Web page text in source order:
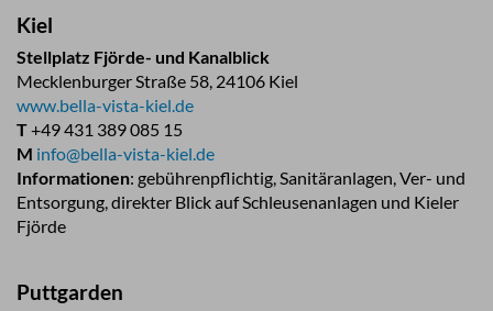
Kiel
Stellplatz Fjörde- und Kanalblick
Mecklenburger Straße 58, 24106 Kiel
www.bella-vista-kiel.de
T+49 431 389 085 15
M info@bella-vista-kiel.de
Informationen: gebührenpflichtig, Sanitäranlagen, Ver- und
Entsorgung, direkter Blick auf Schleusenanlagen und Kieler
Fjörde
Puttgarden